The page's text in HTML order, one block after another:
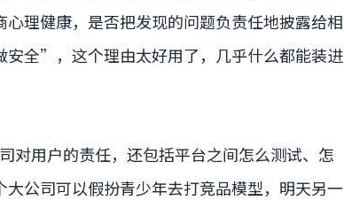
理健康，是否把发现的问题负责任地披露给相
全”，这个理由太好用了，几乎什么都能装进
对用户的责任，还包括平台之间怎么测试、怎
公司可以假扮青少年去打竞品模型，明天另一